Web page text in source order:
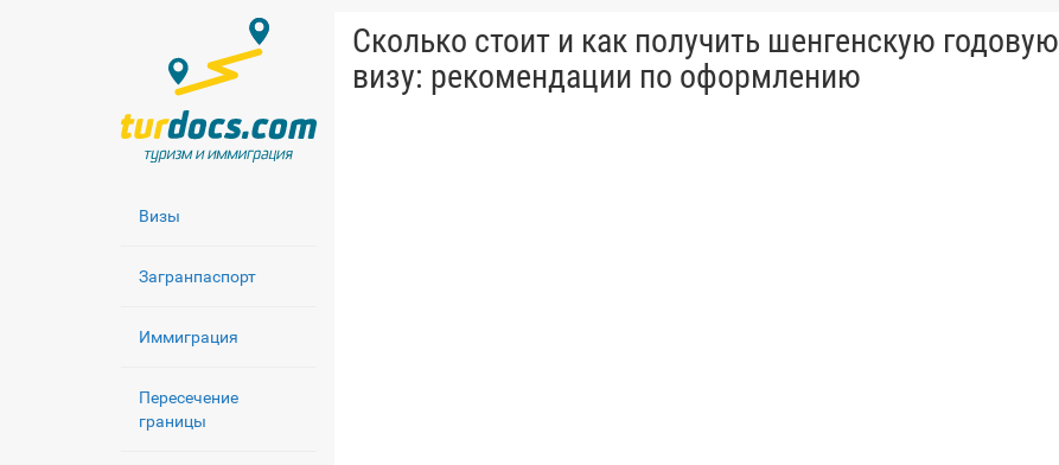
Визы
Загранпаспорт
Иммиграция
Пересечение
границы
Сколько стоит и как получить шенгенскую годовую
визу: рекомендации по оформлению